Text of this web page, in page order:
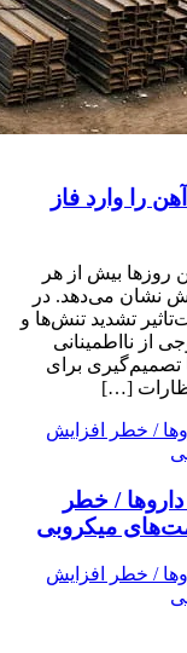
را وارد فاز
روزها بیش از هر
نشان می‌دهد. در
تشدید تنش‌ها و
از نااطمینانی
تصمیم‌گیری برای
[…]
/ خطر
میکروبی